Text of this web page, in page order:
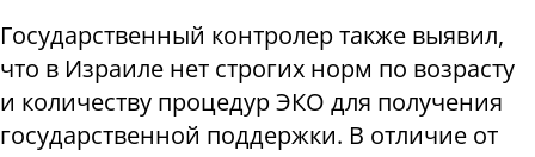
Государственный контролер также выявил,
что в Израиле нет строгих норм по возрасту
и количеству процедур ЭКО для получения
государственной поддержки. В отличие от